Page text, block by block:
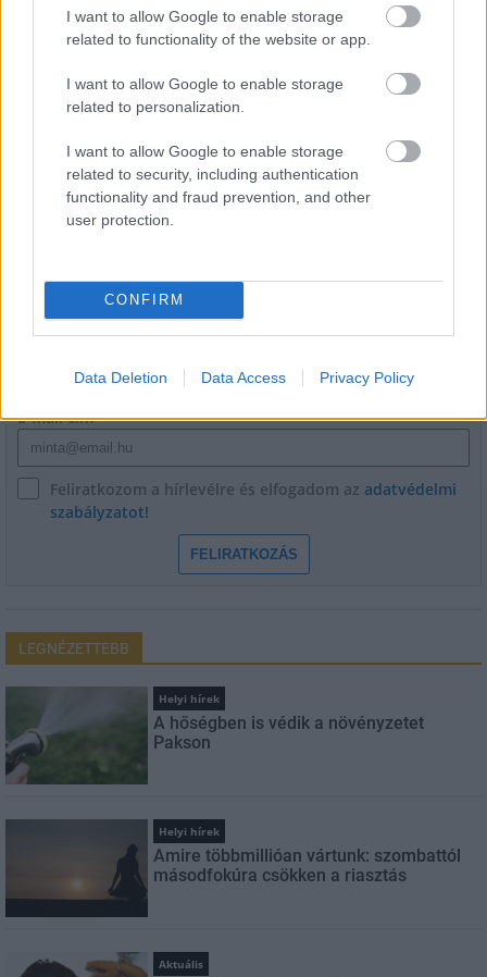
I want to allow Google to enable storage
related to functionality of the website or app.
I want to allow Google to enable storage
related to personalization.
I want to allow Google to enable storage
related to security, including authentication
functionality and fraud prevention, and other
user protection.
CONFIRM
Data Deletion Data Access Privacy Policy
Egyetlen, fél évszázados vezetéken
múlt Bicske vízellátása
Épített öröksége megújításával is készül
évfordulójára
HÍRLEVÉL
E-mail cím
Feliratkozom a hírlevélre és elfogadom az adatvédelmi
szabályzatot!
FELIRATKOZÁS
LEGNÉZETTEBB
Helyi hírek
A hőségben is védik a növényzetet
Pakson
Helyi hírek
Amire többmillióan vártunk: szombattól
másodfokúra csökken a riasztás
Aktuális